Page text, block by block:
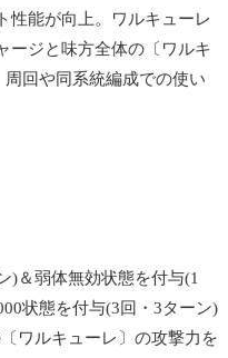
性能が向上。ワルキューレ
ージと味方全体の〔ワルキ
回や同系統編成での使い
)＆弱体無効状態を付与(1
状態を付与(3回・3ターン)
ワルキューレ〕の攻撃力を